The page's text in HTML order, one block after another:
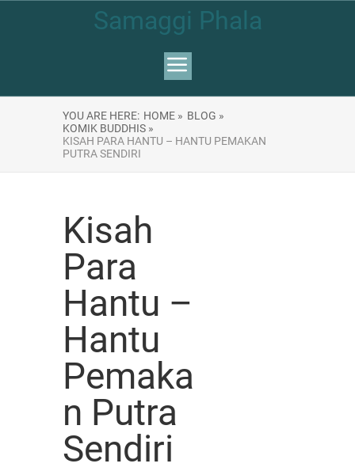
Samaggi Phala
YOU ARE HERE: HOME » BLOG »
KOMIK BUDDHIS »
KISAH PARA HANTU – HANTU PEMAKAN
PUTRA SENDIRI
Kisah
Para
Hantu –
Hantu
Pemaka
n Putra
Sendiri